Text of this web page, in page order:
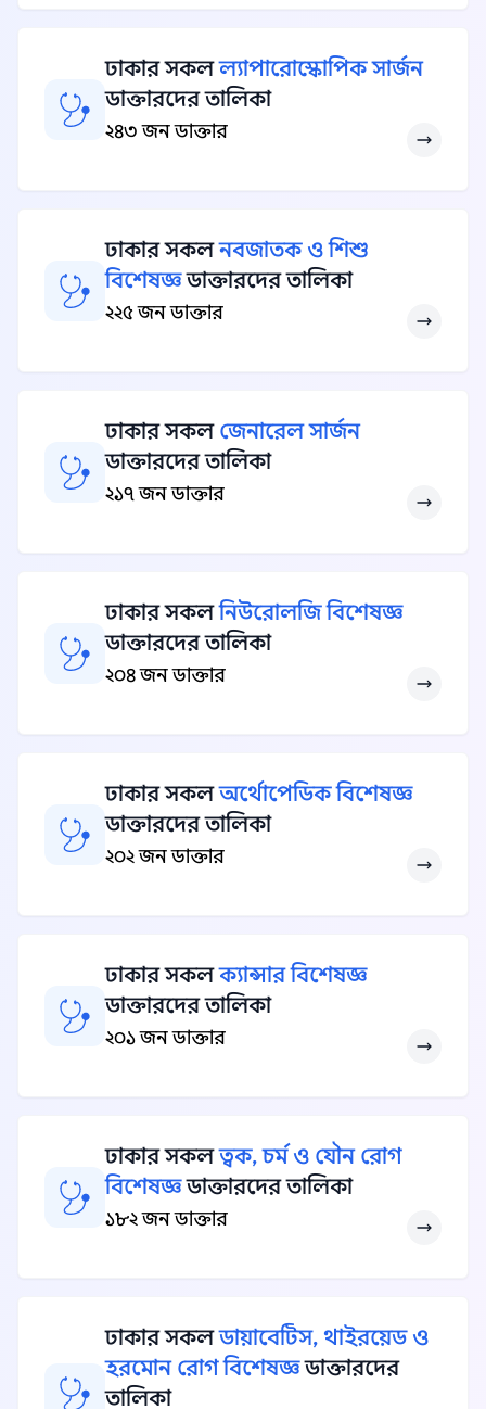
ঢাকার সকলল্যাপারোস্কোপিক সার্জন
ডাক্তারদের তালিকা
২৪৩ জন ডাক্তার
ঢাকার সকলনবজাতক ও শিশু
বিশেষজ্ঞডাক্তারদের তালিকা
২২৫ জন ডাক্তার
ঢাকার সকল জেনারেল সার্জন
ডাক্তারদের তালিকা
২১৭ জন ডাক্তার
ঢাকার সকলনিউরোলজি বিশেষজ্ঞ
ডাক্তারদের তালিকা
২০৪ জন ডাক্তার
ঢাকার সকলঅর্থোপেডিক বিশেষজ্ঞ
ডাক্তারদের তালিকা
২০২ জন ডাক্তার
ঢাকার সকলক্যান্সার বিশেষজ্ঞ
ডাক্তারদের তালিকা
২০১ জন ডাক্তার
ঢাকার সকলত্বক, চর্ম ও যৌন রোগ
বিশেষজ্ঞডাক্তারদের তালিকা
১৮২ জন ডাক্তার
ঢাকার সকলডায়াবেটিস, থাইরয়েড ও
হরমোন রোগ বিশেষজ্ঞডাক্তারদের
তালিকা